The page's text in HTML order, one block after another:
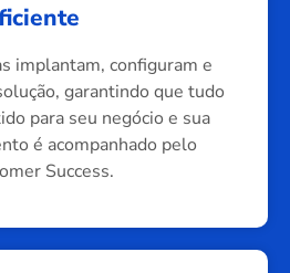
implantam, configuram e
garantindo que tudo
para seu negócio e sua
é acompanhado pelo
Success.